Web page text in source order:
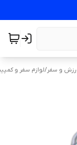
و سفر/لوازم سفر و